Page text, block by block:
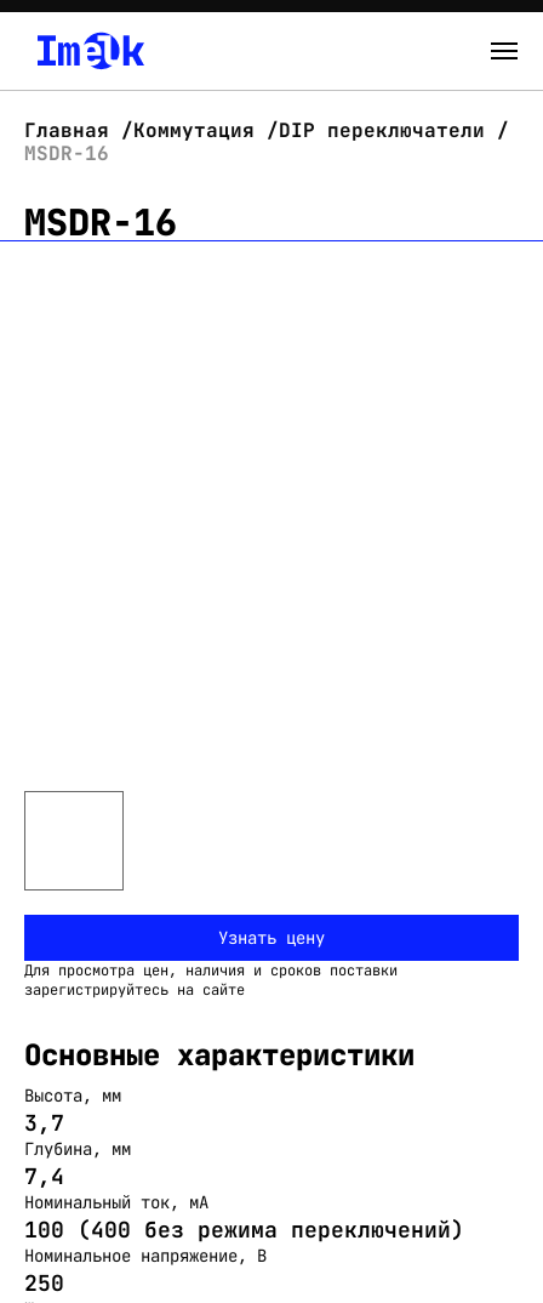
Новости
Главная Коммутация
DIP переключатели
MSDR-16
MSDR-16
Узнать цену
Для просмотра цен, наличия и сроков поставки
зарегистрируйтесь на сайте
Основные характеристики
Высота, мм
3,7
Глубина, мм
7,4
Номинальный ток, мА
100 (400 без режима переключений)
Номинальное напряжение, В
250